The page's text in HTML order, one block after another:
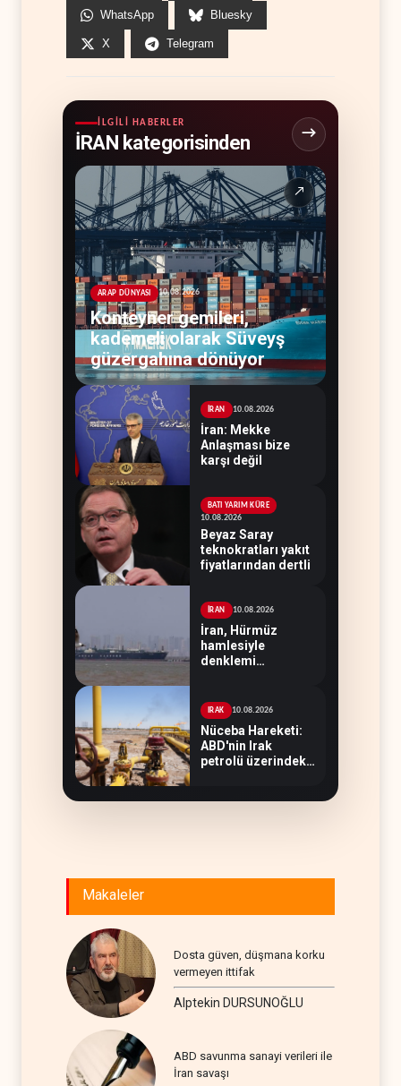
WhatsApp Bluesky
X Telegram
İLGILI HABERLER
İRAN kategorisinden
↗
ARAP DÜNYASI 10.08.2026
Konteyner gemileri,
kademeli olarak Süveyş
güzergahına dönüyor
İRAN 10.08.2026
İran: Mekke
Anlaşması bize
karşı değil
BATI YARIM KÜRE
10.08.2026
Beyaz Saray
teknokratları yakıt
fiyatlarından dertli
İRAN 10.08.2026
İran, Hürmüz
hamlesiyle
denklemi
IRAK 10.08.2026
Nüceba Hareketi:
ABD'nin Irak
petrolü üzerindeki
Makaleler
Dosta güven, düşmana korku
vermeyen ittifak
Alptekin DURSUNOĞLU
ABD savunma sanayi verileri ile
İran savaşı